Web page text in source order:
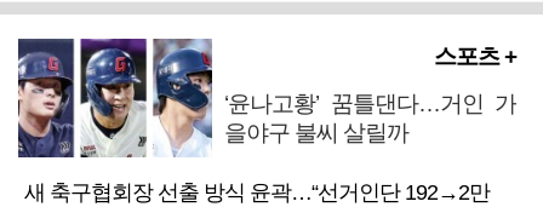
스포츠 +
‘윤나고황’ 꿈틀댄다…거인 가
을야구 불씨 살릴까
새 축구협회장 선출 방식 윤곽…“선거인단 192→2만